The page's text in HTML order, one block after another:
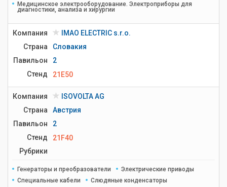
Медицинское электрооборудование. Электроприборы для
диагностики, анализа и хирургии
Компания
IMAO ELECTRIC s.r.o.
Страна
Словакия
Павильон
2
Стенд
21E50
Компания
ISOVOLTA AG
Страна
Австрия
Павильон
2
Стенд
21F40
Рубрики
Генераторы и преобразователи
Электрические приводы
Специальные кабели
Слюдяные конденсаторы